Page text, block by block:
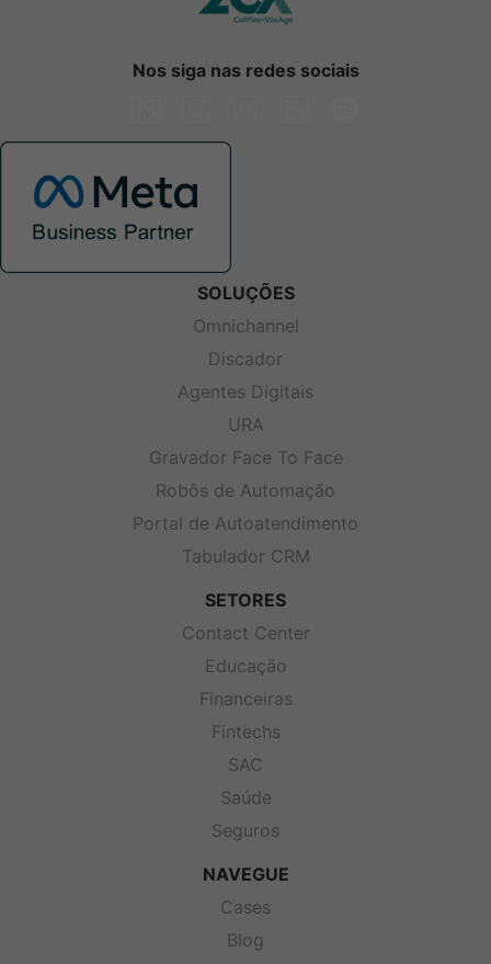
Nos siga nas redes sociais
SOLUÇÕES
Omnichannel
Discador
Agentes Digitais
URA
Gravador Face To Face
Robôs de Automação
Portal de Autoatendimento
Tabulador CRM
SETORES
Contact Center
Educação
Financeiras
Fintechs
SAC
Saúde
Seguros
NAVEGUE
Cases
Blog